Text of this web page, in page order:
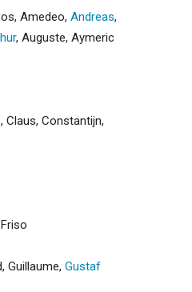
Amedeo, Andreas,
, Auguste, Aymeric
, Claus, Constantijn,
Guillaume, Gustaf